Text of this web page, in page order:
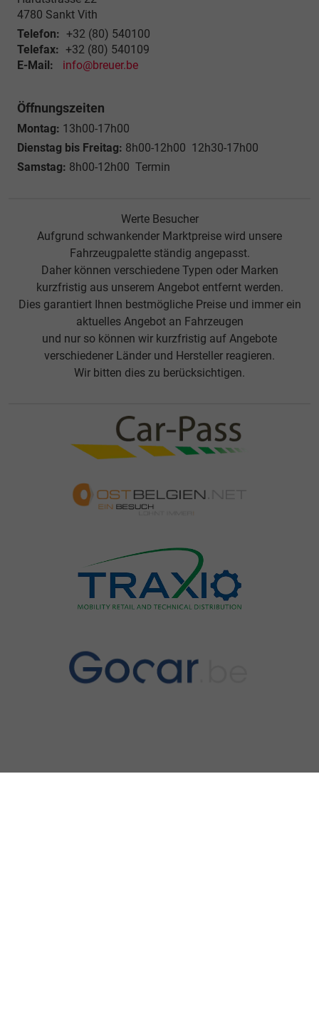
4780 Sankt Vith
Telefon: +32 (80) 540100
Telefax: +32 (80) 540109
E-Mail:
info@breuer.be
Öffnungszeiten
Montag: 13h00-17h00
Dienstag bis Freitag: 8h00-12h00 12h30-17h00
Samstag: 8h00-12h00 Termin
Werte Besucher
Aufgrund schwankender Marktpreise wird unsere
Fahrzeugpalette ständig angepasst.
Daher können verschiedene Typen oder Marken
kurzfristig aus unserem Angebot entfernt werden.
Dies garantiert Ihnen bestmögliche Preise und immer ein
aktuelles Angebot an Fahrzeugen
und nur so können wir kurzfristig auf Angebote
verschiedener Länder und Hersteller reagieren.
Wir bitten dies zu berücksichtigen.